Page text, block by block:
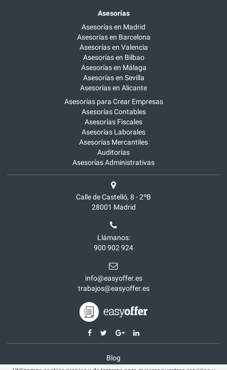
Asesorías
Asesorías en Madrid
Asesorías en Barcelona
Asesorías en Valencia
Asesorías en Bilbao
Asesorías en Málaga
Asesorías en Sevilla
Asesorías en Alicante
Asesorías para Crear Empresas
Asesorías Contables
Asesorías Fiscales
Asesorías Laborales
Asesorías Mercantiles
Auditorías
Asesorías Administrativas
Calle de Castelló, 8 - 2ºB
28001 Madrid
Llámanos:
900 902 924
info@easyoffer.es
trabajos@easyoffer.es
Blog